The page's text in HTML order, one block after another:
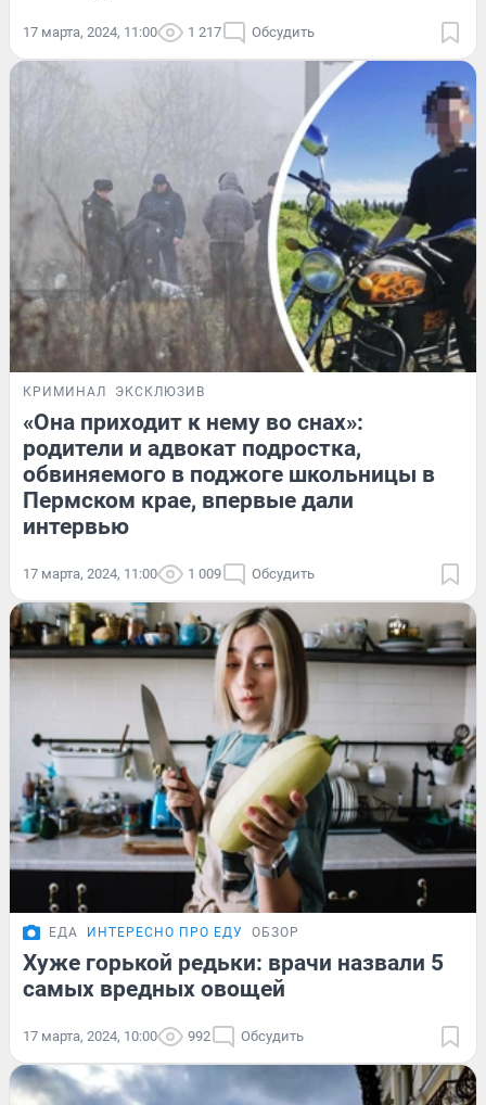
17 марта, 2024, 11:00 1 217 Обсудить
КРИМИНАЛ ЭКСКЛЮЗИВ
«Она приходит к нему во снах»:
родители и адвокат подростка,
обвиняемого в поджоге школьницы в
Пермском крае, впервые дали
интервью
17 марта, 2024, 11:00 1 009 Обсудить
ЕДА ИНТЕРЕСНО ПРО ЕДУ ОБЗОР
Хуже горькой редьки: врачи назвали 5
самых вредных овощей
17 марта, 2024, 10:00 992 Обсудить